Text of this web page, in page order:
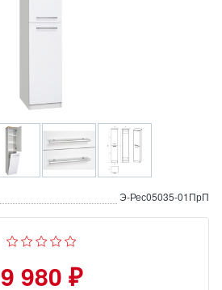
Э-Рес05035-01ПрП
9 980 ₽